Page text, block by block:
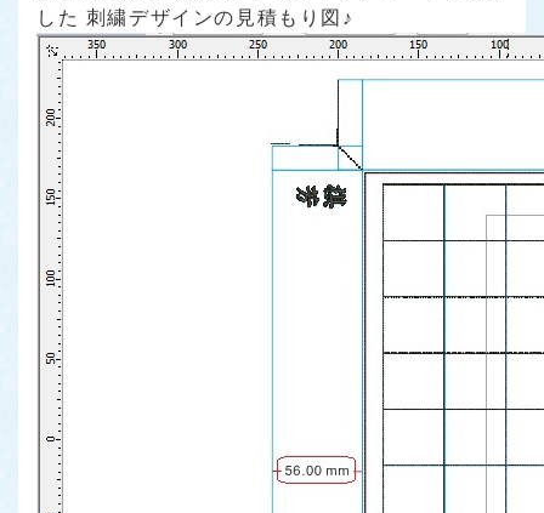
した 刺繍デザインの見積もり図♪